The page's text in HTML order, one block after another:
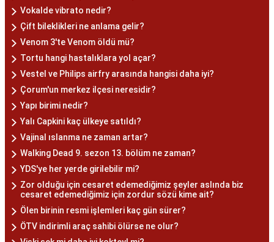
Vokalde vibrato nedir?
Çift bileklikleri ne anlama gelir?
Venom 3'te Venom öldü mü?
Tortu hangi hastalıklara yol açar?
Vestel ve Philips airfry arasında hangisi daha iyi?
Çorum'un merkez ilçesi neresidir?
Yapı birimi nedir?
Yalı Capkini kaç ülkeye satıldı?
Vajinal ıslanma ne zaman artar?
Walking Dead 9. sezon 13. bölüm ne zaman?
YDS'ye her yerde girilebilir mi?
Zor olduğu için cesaret edemediğimiz şeyler aslında biz
cesaret edemediğimiz için zordur sözü kime ait?
Ölen birinin resmi işlemleri kaç gün sürer?
ÖTV indirimli araç sahibi ölürse ne olur?